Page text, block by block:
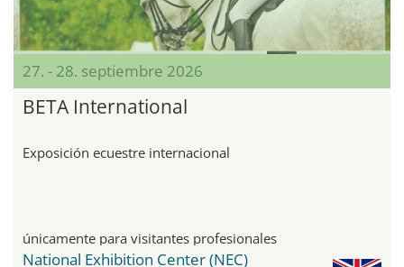
27. - 28. septiembre 2026
BETA International
Exposición ecuestre internacional
únicamente para visitantes profesionales
National Exhibition Center (NEC)